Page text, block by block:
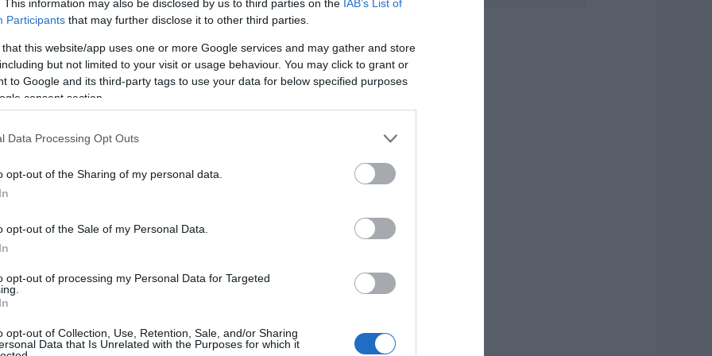
This information may also be disclosed by us to third parties on the IAB’s List of
Participants that may further disclose it to other third parties.
that this website/app uses one or more Google services and may gather and store
but not limited to your visit or usage behaviour. You may click to grant or
to Google and its third-party tags to use your data for below specified purposes
consent section.
Data Processing Opt Outs
opt-out of the Sharing of my personal data.
opt-out of the Sale of my Personal Data.
opt-out of processing my Personal Data for Targeted
opt-out of Collection, Use, Retention, Sale, and/or Sharing
Data that Is Unrelated with the Purposes for which it
υλοποιεί καθημερινά έργα συντήρησης,
τα οποία απαιτούν προσωρινές διακοπές
εργασίες σας και να ελαχιστοποιηθεί η
να ενημερωθείτε για τις περιοχές
ηλεκτροδότησης.
μερική έκλειψη και
τα εντυπωσιακά
φαινόμενα στον
πινακίδες για τον
κίνδυνο πυρκαγιάς –
09.08.2026 | 12:20
πάρουν έως 2.500
ευρώ για τη